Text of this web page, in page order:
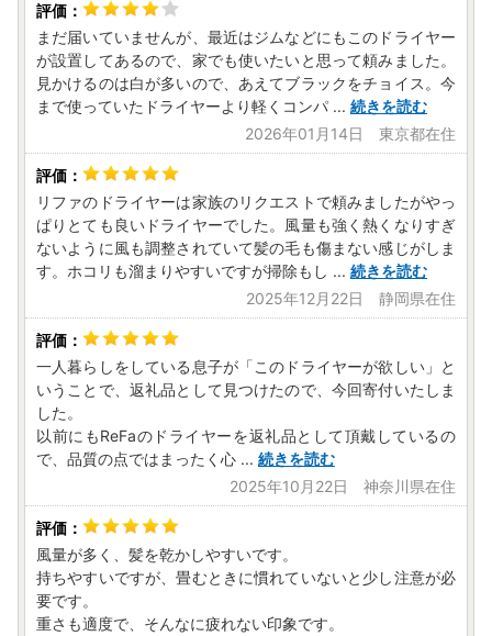
まだ届いていませんが、最近はジムなどにもこのドライヤー
が設置してあるので、家でも使いたいと思って頼みました。
見かけるのは白が多いので、あえてブラックをチョイス。今
まで使っていたドライヤーより軽くコンパ ... 続きを読む
2026年01月14日 東京都在住
リファのドライヤーは家族のリクエストで頼みましたがやっ
ぱりとても良いドライヤーでした。風量も強く熱くなりすぎ
ないように風も調整されていて髪の毛も傷まない感じがしま
す。ホコリも溜まりやすいですが掃除もし ... 続きを読む
2025年12月22日 静岡県在住
一人暮らしをしている息子が「このドライヤーが欲しい」と
いうことで、返礼品として見つけたので、今回寄付いたしま
した。
以前にもReFaのドライヤーを返礼品として頂戴しているの
で、品質の点ではまったく心 ... 続きを読む
2025年10月22日 神奈川県在住
風量が多く、髪を乾かしやすいです。
持ちやすいですが、畳むときに慣れていないと少し注意が必
要です。
重さも適度で、そんなに疲れない印象です。